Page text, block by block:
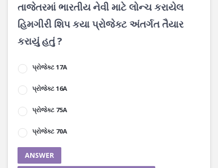
તાજેતરમાં ભારતીય નેવી માટે લોન્ચ કરાયેલ
હિમગીરી શિપ કયા પ્રોજેક્ટ અંતર્ગત તૈયાર
કરાયું હતું ?
પ્રોજેક્ટ 17A
પ્રોજેક્ટ 16A
પ્રોજેક્ટ 75A
પ્રોજેક્ટ 70A
ANSWER